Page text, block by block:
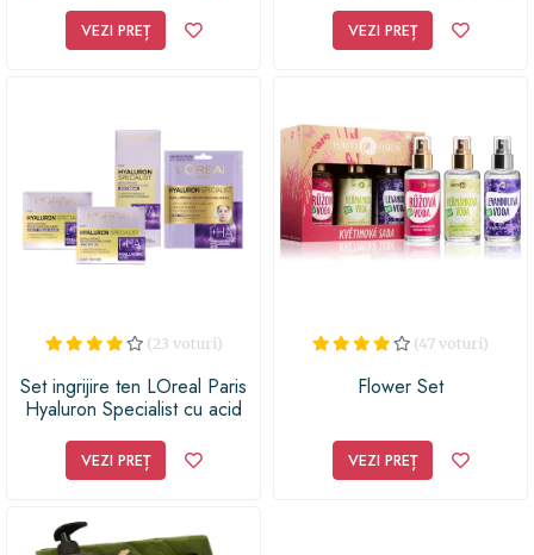
VEZI PREȚ
Nutritive Essential Oil, 6 fiole
x 13 ml
VEZI PREȚ
(23 voturi)
Set ingrijire ten LOreal Paris
Hyaluron Specialist cu acid
zi, 50 ml + Crema antirid de
noapte, 50 ml + Crema antirid
servetel hidratanta pentru vol
VEZI PREȚ
(47 voturi)
Flower Set
VEZI PREȚ